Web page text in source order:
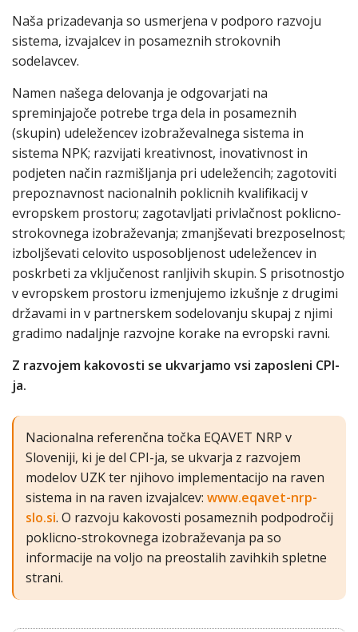
Naša prizadevanja so usmerjena v podporo razvoju
sistema, izvajalcev in posameznih strokovnih
sodelavcev.
Namen našega delovanja je odgovarjati na
spreminjajoče potrebe trga dela in posameznih
(skupin) udeležencev izobraževalnega sistema in
sistema NPK; razvijati kreativnost, inovativnost in
podjeten način razmišljanja pri udeležencih; zagotoviti
prepoznavnost nacionalnih poklicnih kvalifikacij v
evropskem prostoru; zagotavljati privlačnost poklicno-
strokovnega izobraževanja; zmanjševati brezposelnost;
izboljševati celovito usposobljenost udeležencev in
poskrbeti za vključenost ranljivih skupin. S prisotnostjo
v evropskem prostoru izmenjujemo izkušnje z drugimi
državami in v partnerskem sodelovanju skupaj z njimi
gradimo nadaljnje razvojne korake na evropski ravni.
Z razvojem kakovosti se ukvarjamo vsi zaposleni CPI-
ja.
Nacionalna referenčna točka EQAVET NRP v
Sloveniji, ki je del CPI-ja, se ukvarja z razvojem
modelov UZK ter njihovo implementacijo na raven
sistema in na raven izvajalcev: www.eqavet-nrp-
slo.si. O razvoju kakovosti posameznih podpodročij
poklicno-strokovnega izobraževanja pa so
informacije na voljo na preostalih zavihkih spletne
strani.